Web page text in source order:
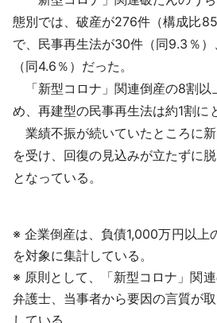
態別では、破産が276件（構成比
で、民事再生法が30件（同9.3％
（同4.6％）だった。
「新型コロナ」関連倒産の8割以
め、再建型の民事再生法は約1割に
業績不振が続いていたところに
を受け、回復の見込みが立たずに
となっている。
※ 企業倒産は、負債1,000万円以上
を対象に集計している。
※ 原則として、「新型コロナ」関
弁護士、当事者から要因の言質が